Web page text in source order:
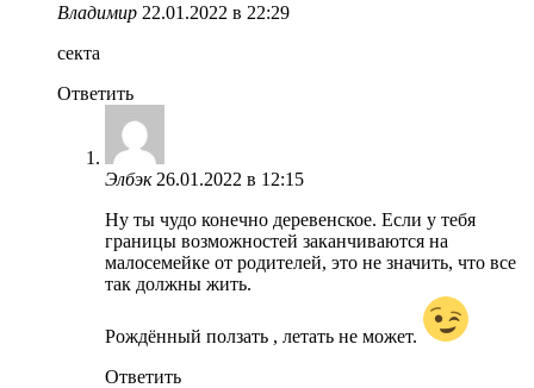
Владимир 22.01.2022 в 22:29
секта
Ответить
Элбэк 26.01.2022 в 12:15
Ну ты чудо конечно деревенское. Если у тебя
границы возможностей заканчиваются на
малосемейке от родителей, это не значить, что все
так должны жить.
Рождённый ползать , летать не может.
Ответить